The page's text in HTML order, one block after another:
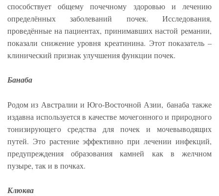
способствует общему почечному здоровью и лечению
определённых заболеваний почек. Исследования,
проведённые на пациентах, принимавших настой ремании,
показали снижение уровня креатинина. Этот показатель –
клинический признак улучшения функции почек.
Банаба
Родом из Австралии и Юго-Восточной Азии, банаба также
издавна используется в качестве мочегонного и природного
тонизирующего средства для почек и мочевыводящих
путей. Это растение эффективно при лечении инфекций,
предупреждения образования камней как в желчном
пузыре, так и в почках.
Клюква